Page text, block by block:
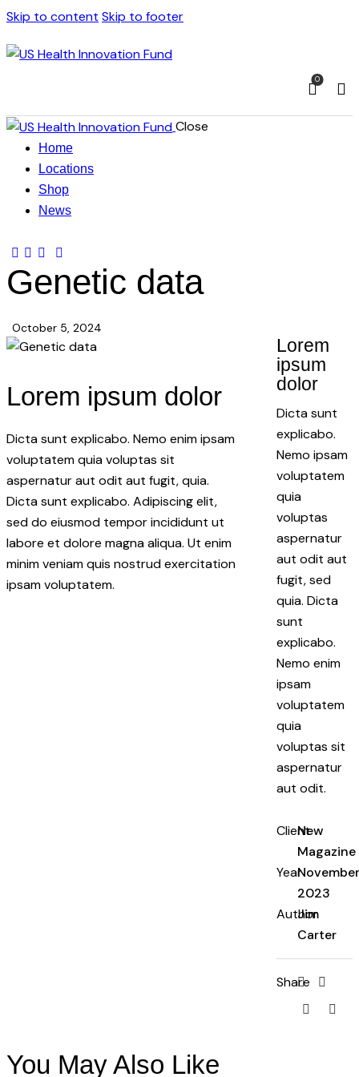
Skip to content Skip to footer
0
Close
Home
Locations
Shop
News
Genetic data
October 5, 2024
Lorem ipsum dolor
Dicta sunt explicabo. Nemo enim ipsam
voluptatem quia voluptas sit
aspernatur aut odit aut fugit, quia.
Dicta sunt explicabo. Adipiscing elit,
sed do eiusmod tempor incididunt ut
labore et dolore magna aliqua. Ut enim
minim veniam quis nostrud exercitation
ipsam voluptatem.
Lorem
ipsum
dolor
Dicta sunt
explicabo.
Nemo ipsam
voluptatem
quia
voluptas
aspernatur
aut odit aut
fugit, sed
quia. Dicta
sunt
explicabo.
Nemo enim
ipsam
voluptatem
quia
voluptas sit
aspernatur
aut odit.
ClientNew
Magazine
Year
2023
Author
Jim
Carter
Share
You May Also Like